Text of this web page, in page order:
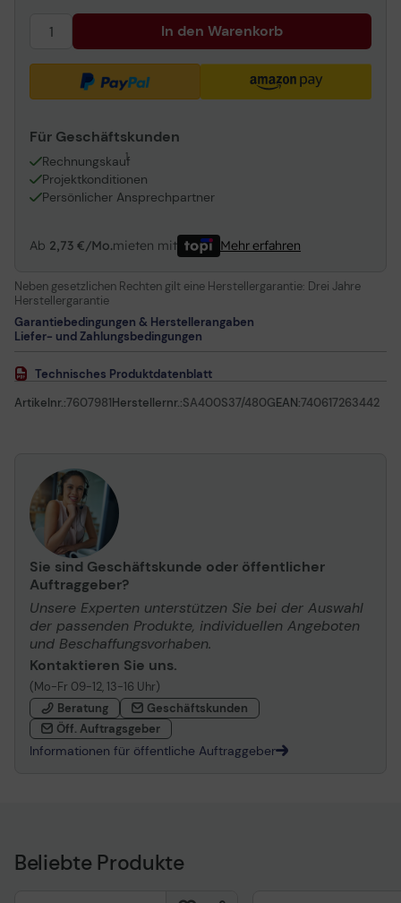
In den Warenkorb
Für Geschäftskunden
Rechnungskauf
1
Projektkonditionen
Persönlicher Ansprechpartner
Ab 2,73 €/Mo.mieten mit Mehr erfahren
Neben gesetzlichen Rechten gilt eine Herstellergarantie: Drei Jahre
Herstellergarantie
Garantiebedingungen & Herstellerangaben
Liefer- und Zahlungsbedingungen
Technisches Produktdatenblatt
Artikelnr.:7607981Herstellernr.:SA400S37/480GEAN:740617263442
Sie sind Geschäftskunde oder öffentlicher
Auftraggeber?
Unsere Experten unterstützen Sie bei der Auswahl
der passenden Produkte, individuellen Angeboten
und Beschaffungsvorhaben.
Kontaktieren Sie uns.
(Mo-Fr 09-12, 13-16 Uhr)
Beratung
Geschäftskunden
Öff. Auftragsgeber
Informationen für öffentliche Auftraggeber
Beliebte Produkte